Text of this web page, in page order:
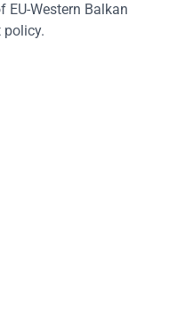
EU-Western Balkan
policy.